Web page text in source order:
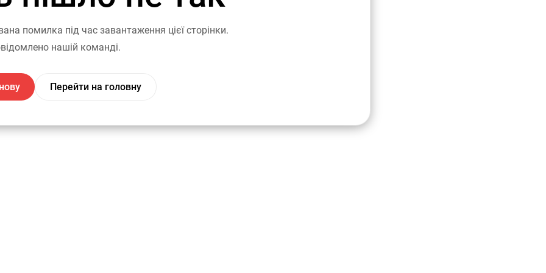
помилка під час завантаження цієї сторінки.
нашій команді.
Перейти на головну